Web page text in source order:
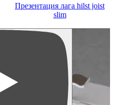
Презентация лага hilst joist
slim